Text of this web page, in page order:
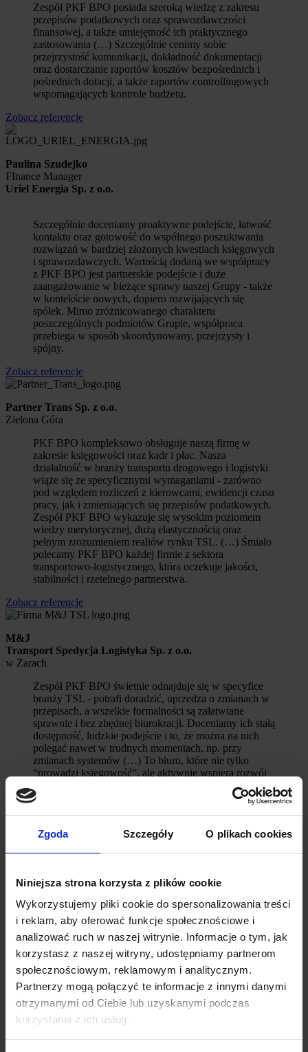
Zgoda Szczegóły O plikach cookies
Niniejsza strona korzysta z plików cookie
Wykorzystujemy pliki cookie do spersonalizowania treści
i reklam, aby oferować funkcje społecznościowe i
analizować ruch w naszej witrynie. Informacje o tym, jak
korzystasz z naszej witryny, udostępniamy partnerom
społecznościowym, reklamowym i analitycznym.
Partnerzy mogą połączyć te informacje z innymi danymi
otrzymanymi od Ciebie lub uzyskanymi podczas
korzystania z ich usług.
Zespół PKF BPO posiada szeroką wiedzę z zakresu
przepisów podatkowych oraz sprawozdawczości
finansowej, a także umiejętność ich praktycznego
zastosowania (…) Szczególnie cenimy sobie
przejrzystość komunikacji, dokładność dokumentacji
oraz dostarczanie raportów kosztów bezpośrednich i
pośrednich dotacji, a także raportów controllingowych
wspomagających kontrole budżetu.
Zobacz referencje
Paulina Szudejko
FInance Manager
Uriel Energia Sp. z o.o.
Szczególnie doceniamy proaktywne podejście, łatwość
kontaktu oraz gotowość do wspólnego poszukiwania
rozwiązań w bardziej złożonych kwestiach księgowych
i sprawozdawczych. Wartością dodaną we współpracy
z PKF BPO jest partnerskie podejście i duże
zaangażowanie w bieżące sprawy naszej Grupy - także
w kontekście nowych, dopiero rozwijających się
spółek. Mimo zróżnicowanego charakteru
poszczególnych podmiotów Grupie, współpraca
przebiega w sposób skoordynowany, przejrzysty i
spójny.
Zobacz referencje
Partner Trans Sp. z o.o.
Zielona Góra
PKF BPO kompleksowo obsługuje naszą firmę w
zakresie księgowości oraz kadr i płac. Nasza
działalność w branży transportu drogowego i logistyki
wiąże się ze specyficznymi wymaganiami - zarówno
pod względem rozliczeń z kierowcami, ewidencji czasu
pracy, jak i zmieniających się przepisów podatkowych.
Zespół PKF BPO wykazuje się wysokim poziomem
wiedzy merytorycznej, dużą elastycznością oraz
pełnym zrozumieniem realiów rynku TSL. (…) Śmiało
polecamy PKF BPO każdej firmie z sektora
transportowo-logistycznego, która oczekuje jakości,
stabilności i rzetelnego partnerstwa.
Zobacz referencje
M&J
Transport Spedycja Logistyka Sp. z o.o.
w Żarach
Zespół PKF BPO świetnie odnajduje się w specyfice
branży TSL - potrafi doradzić, uprzedza o zmianach w
przepisach, a wszelkie formalności są załatwiane
sprawnie i bez zbędnej biurokracji. Doceniamy ich stałą
dostępność, ludzkie podejście i to, że można na nich
polegać nawet w trudnych momentach, np. przy
zmianach systemów (…) To biuro, które nie tylko
“prowadzi księgowość”, ale aktywnie wspiera rozwój
firmy, przewiduje ryzyka i działa prewencyjnie.
Przetwarzanie i Sprzedaż Mięsa P.P.-H.
Zespół PKF BPO zapewnia mi pełne wsparcie w
prowadzeniu KPiR i rozliczeniach z ZUS oraz urzędem
skarbowym. Ich rzetelność, fachowość i terminowość
są dla mnie nieocenione. Zawsze mogę liczyć na
wyjaśnienia, przypomnienia i pomoc, dzięki czemu
czuję, że moje finanse są w dobrych rękach.
Zobacz referencje
Andrzej Możdżeń
Jako przedstawiciel renomowanej marki w branży
elektronarzędzi, szukałem biura księgowego, które